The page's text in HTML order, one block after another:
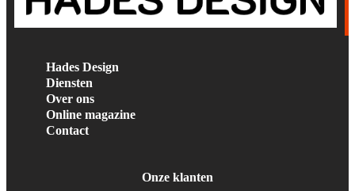
Hades Design
Diensten
Over ons
Online magazine
Contact
Onze klanten